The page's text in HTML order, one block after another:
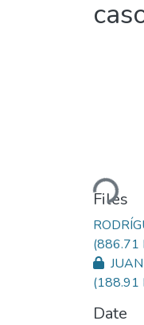
Loading...
Files
(886.71
(188.91
Date